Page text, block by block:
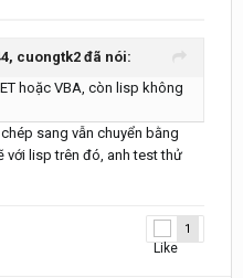
cuongtk2 đã nói:
hoặc VBA, còn lisp không
sang vẫn chuyển bằng
với lisp trên đó, anh test thử
1